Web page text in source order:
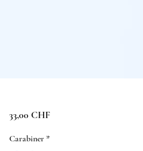
33,00 CHFPreis
Carabiner *